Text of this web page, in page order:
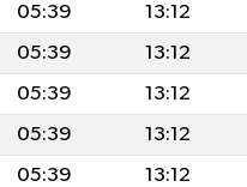
05:39 13:12
05:39 13:12
05:39 13:12
05:39 13:12
05:39 13:12